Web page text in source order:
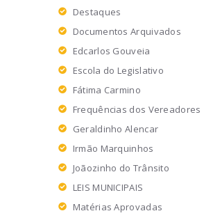
Destaques
Documentos Arquivados
Edcarlos Gouveia
Escola do Legislativo
Fátima Carmino
Frequências dos Vereadores
Geraldinho Alencar
Irmão Marquinhos
Joãozinho do Trânsito
LEIS MUNICIPAIS
Matérias Aprovadas